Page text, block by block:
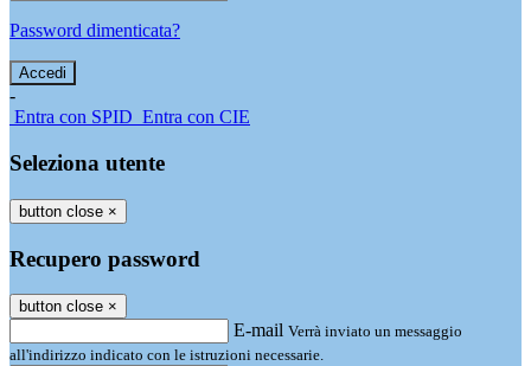
Password dimenticata?
-
Entra con SPID Entra con CIE
Seleziona utente
button close ×
Recupero password
button close ×
E-mail Verrà inviato un messaggio
all'indirizzo indicato con le istruzioni necessarie.